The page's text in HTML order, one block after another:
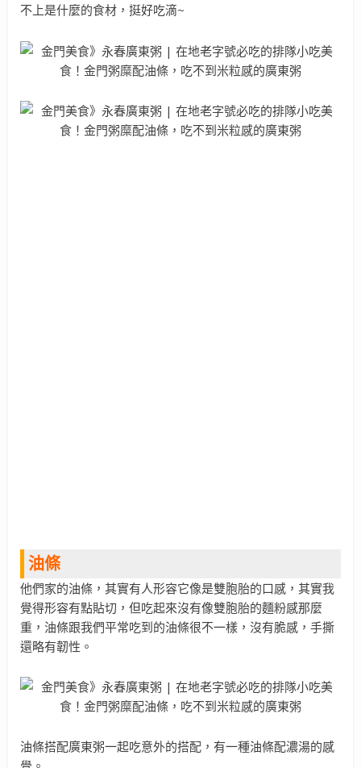
不上是什麼的食材，挺好吃滴~
油條
他們家的油條，其實有人形容它像是雙胞胎的口感，其實我
覺得形容有點貼切，但吃起來沒有像雙胞胎的麵粉感那麼
重，油條跟我們平常吃到的油條很不一樣，沒有脆感，手撕
還略有韌性。
油條搭配廣東粥一起吃意外的搭配，有一種油條配濃湯的感